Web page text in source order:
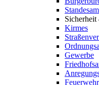
Kirmes
Gewerbe
Feuerwehr